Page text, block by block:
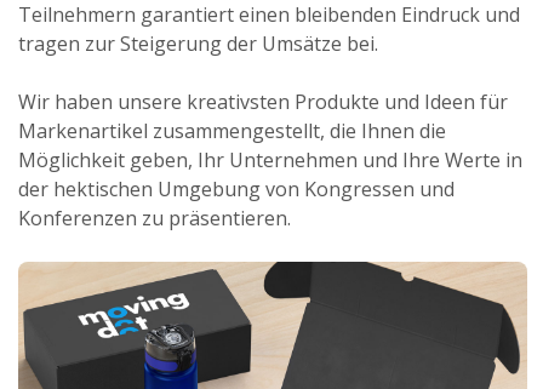
Teilnehmern garantiert einen bleibenden Eindruck und
tragen zur Steigerung der Umsätze bei.
Wir haben unsere kreativsten Produkte und Ideen für
Markenartikel zusammengestellt, die Ihnen die
Möglichkeit geben, Ihr Unternehmen und Ihre Werte in
der hektischen Umgebung von Kongressen und
Konferenzen zu präsentieren.